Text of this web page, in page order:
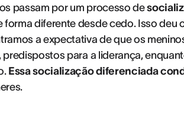
passam por um processo de
diferente desde cedo. Isso deu
a expectativa de que os
para a liderança,
Essa socialização diferenciada